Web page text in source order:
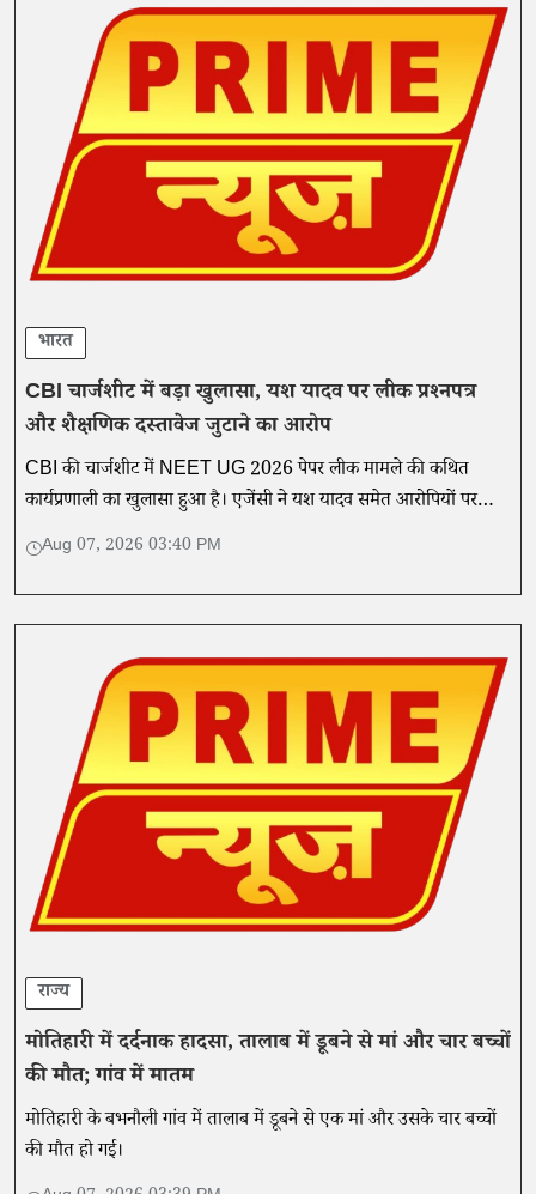
भारत
CBI चार्जशीट में बड़ा खुलासा, यश यादव पर लीक प्रश्नपत्र
और शैक्षणिक दस्तावेज जुटाने का आरोप
CBI की चार्जशीट में NEET UG 2026 पेपर लीक मामले की कथित
कार्यप्रणाली का खुलासा हुआ है। एजेंसी ने यश यादव समेत आरोपियों पर
लीक प्रश्नपत्र, शैक्षणिक दस्तावेज और आर्थिक लेनदेन से जुड़ी भूमिका का
आरोप लगा
Aug 07, 2026 03:40 PM
राज्य
मोतिहारी में दर्दनाक हादसा, तालाब में डूबने से मां और चार बच्चों
की मौत; गांव में मातम
मोतिहारी के बभनौली गांव में तालाब में डूबने से एक मां और उसके चार बच्चों
की मौत हो गई।